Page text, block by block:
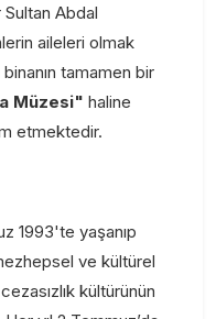
Sultan Abdal
aileleri olmak
tamamen bir
Müzesi" haline
etmektedir.
1993'te yaşanıp
ve kültürel
kültürünün